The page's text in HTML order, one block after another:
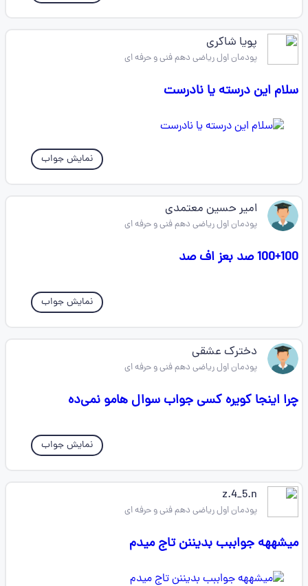
پویا شاکری
پودمان اول ریاضی دهم فنی و حرفه ای
سلام این درسته یا نادرست
نمایش جواب
امیر حسین معتمدی
پودمان اول ریاضی دهم فنی و حرفه ای
100+100 صد بعز اف صد
نمایش جواب
دخترک عشقی
پودمان اول ریاضی دهم فنی و حرفه ای
چرا اینجا کویره کسی جواب سوال هامو نمی‌ده
نمایش جواب
z.4_5.n
پودمان اول ریاضی دهم فنی و حرفه ای
میشههه جواببب بدیننن تاج میدم